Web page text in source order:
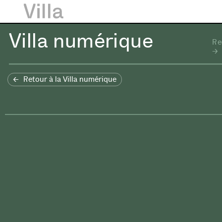
Villa numérique
Retour à la Villa numérique